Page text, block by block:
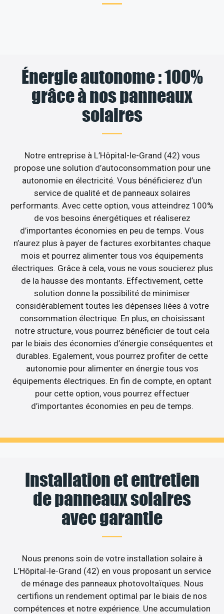
Énergie autonome : 100%
grâce à nos panneaux
solaires
Notre entreprise à L’Hôpital-le-Grand (42) vous
propose une solution d’autoconsommation pour une
autonomie en électricité. Vous bénéficierez d’un
service de qualité et de panneaux solaires
performants. Avec cette option, vous atteindrez 100%
de vos besoins énergétiques et réaliserez
d’importantes économies en peu de temps. Vous
n’aurez plus à payer de factures exorbitantes chaque
mois et pourrez alimenter tous vos équipements
électriques. Grâce à cela, vous ne vous soucierez plus
de la hausse des montants. Effectivement, cette
solution donne la possibilité de minimiser
considérablement toutes les dépenses liées à votre
consommation électrique. En plus, en choisissant
notre structure, vous pourrez bénéficier de tout cela
par le biais des économies d’énergie conséquentes et
durables. Egalement, vous pourrez profiter de cette
autonomie pour alimenter en énergie tous vos
équipements électriques. En fin de compte, en optant
pour cette option, vous pourrez effectuer
d’importantes économies en peu de temps.
Installation et entretien
de panneaux solaires
avec garantie
Nous prenons soin de votre installation solaire à
L’Hôpital-le-Grand (42) en vous proposant un service
de ménage des panneaux photovoltaïques. Nous
certifions un rendement optimal par le biais de nos
compétences et notre expérience. Une accumulation